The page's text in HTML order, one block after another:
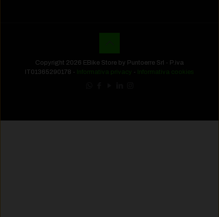
Copyright 2026 EBike Store by Puntoerre Srl - P.iva
IT01365290178 - Informativa privacy - Informativa cookies